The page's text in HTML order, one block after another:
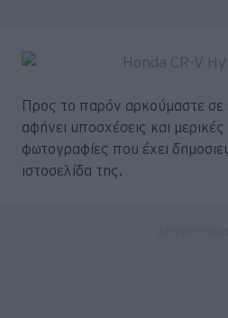
Προς το παρόν αρκούμαστε σε
αφήνει υποσχέσεις και μερικές
φωτογραφίες που έχει
ιστοσελίδα της.